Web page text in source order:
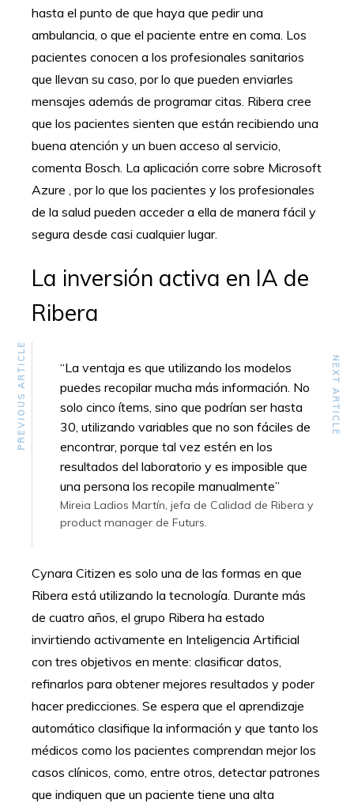
hasta el punto de que haya que pedir una
ambulancia, o que el paciente entre en coma. Los
pacientes conocen a los profesionales sanitarios
que llevan su caso, por lo que pueden enviarles
mensajes además de programar citas. Ribera cree
que los pacientes sienten que están recibiendo una
buena atención y un buen acceso al servicio,
comenta Bosch. La aplicación corre sobre Microsoft
Azure , por lo que los pacientes y los profesionales
de la salud pueden acceder a ella de manera fácil y
segura desde casi cualquier lugar.
La inversión activa en IA de
Ribera
“La ventaja es que utilizando los modelos
puedes recopilar mucha más información. No
solo cinco ítems, sino que podrían ser hasta
30, utilizando variables que no son fáciles de
encontrar, porque tal vez estén en los
resultados del laboratorio y es imposible que
una persona los recopile manualmente”
Mireia Ladios Martín, jefa de Calidad de Ribera y
product manager de Futurs.
Cynara Citizen es solo una de las formas en que
Ribera está utilizando la tecnología. Durante más
de cuatro años, el grupo Ribera ha estado
invirtiendo activamente en Inteligencia Artificial
con tres objetivos en mente: clasificar datos,
refinarlos para obtener mejores resultados y poder
hacer predicciones. Se espera que el aprendizaje
automático clasifique la información y que tanto los
médicos como los pacientes comprendan mejor los
casos clínicos, como, entre otros, detectar patrones
que indiquen que un paciente tiene una alta
PREVIOUS ARTICLE NEXT ARTICLE